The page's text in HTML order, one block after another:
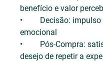
benefício e valor
•	Decisão: impulso final, muitas vezes
emocional
•	Pós-Compra: satisfação, validação social e
desejo de repetir a